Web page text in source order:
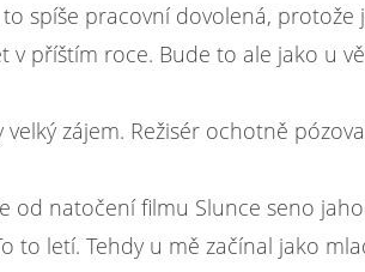
spíše pracovní dovolená,
příštím roce. Bude to ale jako u
zájem. Režisér ochotně
od natočení filmu Slunce seno
to letí. Tehdy u mě začínal jako